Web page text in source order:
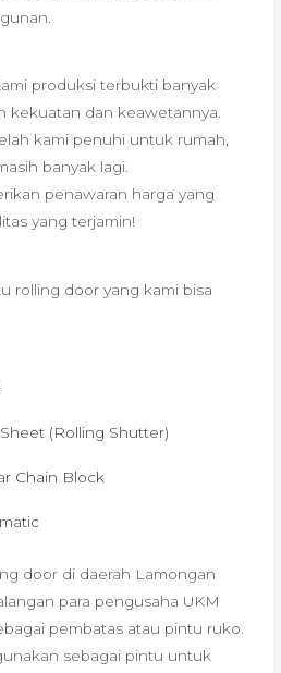
produksi terbukti banyak
kekuatan dan keawetannya.
kami penuhi untuk rumah,
banyak lagi.
penawaran harga yang
yang terjamin!
rolling door yang kami bisa
(Rolling Shutter)
Chain Block
door di daerah Lamongan
para pengusaha UKM
pembatas atau pintu ruko.
sebagai pintu untuk